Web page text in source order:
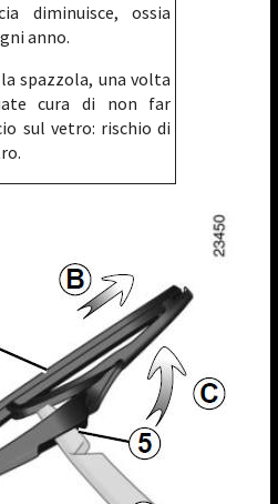
diminuisce, ossia
anno.
spazzola, una volta
cura di non far
sul vetro: rischio di